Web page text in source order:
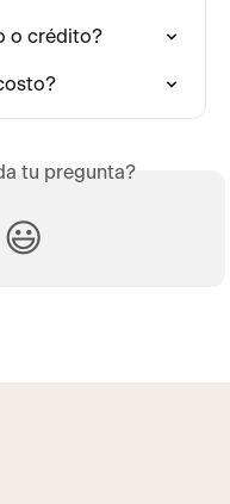
o crédito?
tu pregunta?
😃